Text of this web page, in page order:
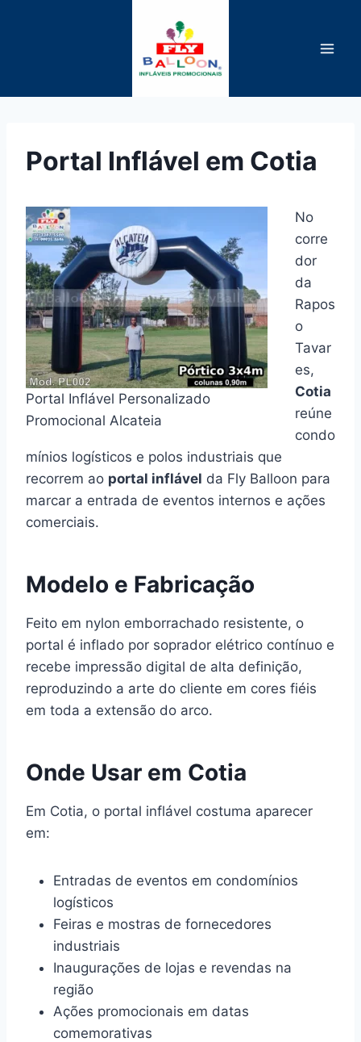
Portal Inflável em Cotia
Portal Inflável Personalizado
Promocional Alcateia
No
corre
dor
da
Rapos
o
Tavar
es,
Cotia
reúne
condo
mínios logísticos e polos industriais que
recorrem ao portal inflável da Fly Balloon para
marcar a entrada de eventos internos e ações
comerciais.
Modelo e Fabricação
Feito em nylon emborrachado resistente, o
portal é inflado por soprador elétrico contínuo e
recebe impressão digital de alta definição,
reproduzindo a arte do cliente em cores fiéis
em toda a extensão do arco.
Onde Usar em Cotia
Em Cotia, o portal inflável costuma aparecer
em:
Entradas de eventos em condomínios
logísticos
Feiras e mostras de fornecedores
industriais
Inaugurações de lojas e revendas na
região
Ações promocionais em datas
comemorativas